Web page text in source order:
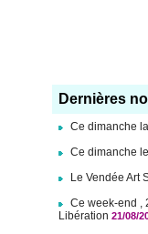
Dernières
Ce dimanche
Ce dimanche
Le Vendée Art
Ce week-end ,
Libération21/08/